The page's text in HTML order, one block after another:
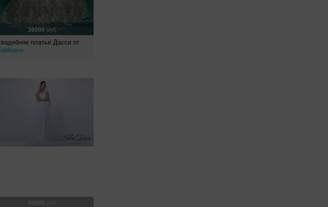
38000 руб.
платье Дасси от
45000 руб.